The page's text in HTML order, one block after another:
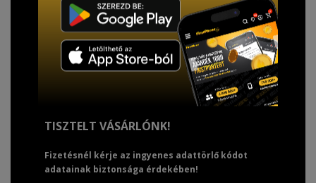
TISZTELT VÁSÁRLÓNK!
Fizetésnél kérje az ingyenes adattörlő kódot
adatainak biztonsága érdekében!